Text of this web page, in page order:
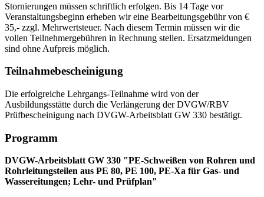
Stornierungen müssen schriftlich erfolgen. Bis 14 Tage vor
Veranstaltungsbeginn erheben wir eine Bearbeitungsgebühr von €
35,- zzgl. Mehrwertsteuer. Nach diesem Termin müssen wir die
vollen Teilnehmergebühren in Rechnung stellen. Ersatzmeldungen
sind ohne Aufpreis möglich.
Teilnahmebescheinigung
Die erfolgreiche Lehrgangs-Teilnahme wird von der
Ausbildungsstätte durch die Verlängerung der DVGW/RBV
Prüfbescheinigung nach DVGW-Arbeitsblatt GW 330 bestätigt.
Programm
DVGW-Arbeitsblatt GW 330 "PE-Schweißen von Rohren und
Rohrleitungsteilen aus PE 80, PE 100, PE-Xa für Gas- und
Wassereitungen; Lehr- und Prüfplan"